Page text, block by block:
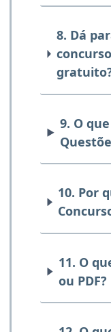
8. Dá
9. O
10. Por
11. O
ou PDF?